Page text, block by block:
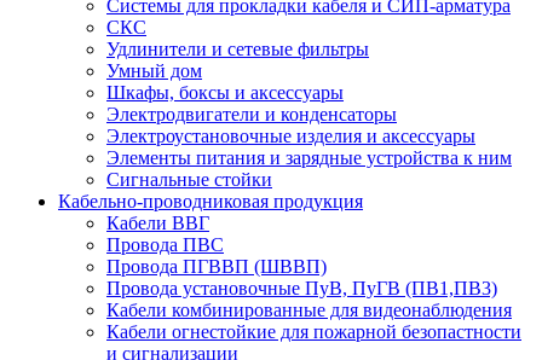
Системы для прокладки кабеля и СИП-арматура
СКС
Удлинители и сетевые фильтры
Умный дом
Шкафы, боксы и аксессуары
Электродвигатели и конденсаторы
Электроустановочные изделия и аксессуары
Элементы питания и зарядные устройства к ним
Сигнальные стойки
Кабельно-проводниковая продукция
Кабели ВВГ
Провода ПВС
Провода ПГВВП (ШВВП)
Провода установочные ПуВ, ПуГВ (ПВ1,ПВ3)
Кабели комбинированные для видеонаблюдения
Кабели огнестойкие для пожарной безопастности
и сигнализации